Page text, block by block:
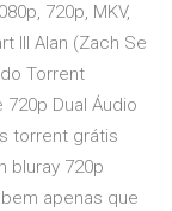
720p, MKV,
III Alan (Zach Se
Torrent
720p Dual Áudio
torrent grátis
bluray 720p
apenas que